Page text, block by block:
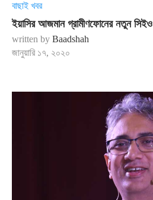
বাছাই খবর
ইয়াসির আজমান গ্রামীণফোনের নতুন সিইও
written by Baadshah
জানুয়ারি ১৭, ২০২০